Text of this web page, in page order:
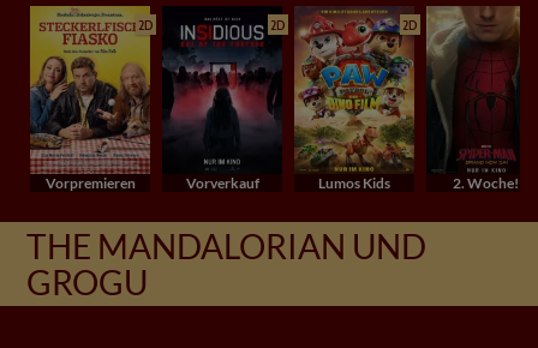
2D
Vorpremieren
2D
Vorverkauf
2D
Lumos Kids 2. Woche!
THE MANDALORIAN UND
GROGU